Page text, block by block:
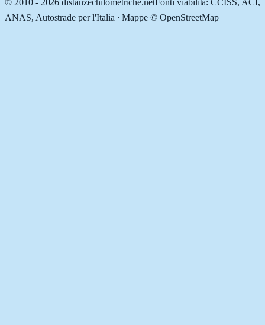
ANAS, Autostrade per l'Italia · Mappe © OpenStreetMap